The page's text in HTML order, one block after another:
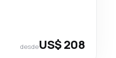
desdeUS$ 208